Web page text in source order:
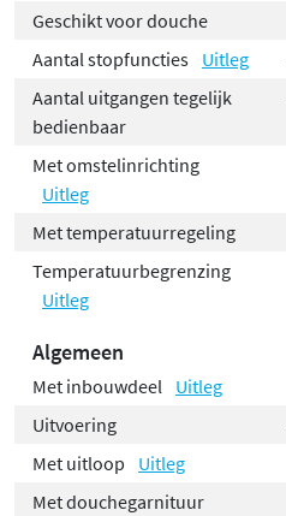
Geschikt voor douche
Aantal stopfuncties Uitleg
Aantal uitgangen tegelijk
bedienbaar
Met omstelinrichting
Uitleg
Met temperatuurregeling
Temperatuurbegrenzing
Uitleg
Algemeen
Met inbouwdeel
Uitleg
Uitvoering
Met uitloop
Uitleg
Met douchegarnituur